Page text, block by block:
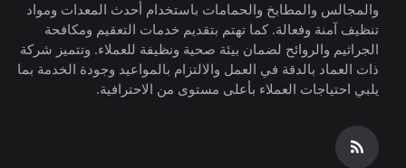
والمجالس والمطابخ والحمامات باستخدام أحدث المعدات ومواد
تنظيف آمنة وفعالة. كما تهتم بتقديم خدمات التعقيم ومكافحة
الجراثيم والروائح لضمان بيئة صحية ونظيفة للعملاء. وتتميز شركة
ذات العماد بالدقة في العمل والالتزام بالمواعيد وجودة الخدمة بما
يلبي احتياجات العملاء بأعلى مستوى من الاحترافية.